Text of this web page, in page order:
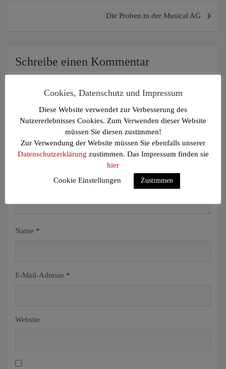
Die Proben in der Musical AG
Schreibe einen Kommentar
Felder sind mit*markiert
Kommentar*
Name *
E-Mail-Adresse *
Website
Cookies, Datenschutz und Impressum
Diese Website verwendet zur Verbesserung des
Nutzererlebnisses Cookies. Zum Verwenden dieser Website
müssen Sie diesen zustimmen!
Zur Verwendung der Website müssen Sie ebenfalls unserer
Datenschutzerklärung zustimmen. Das Impressum finden sie
hier
Cookie Einstellungen
Zustimmen